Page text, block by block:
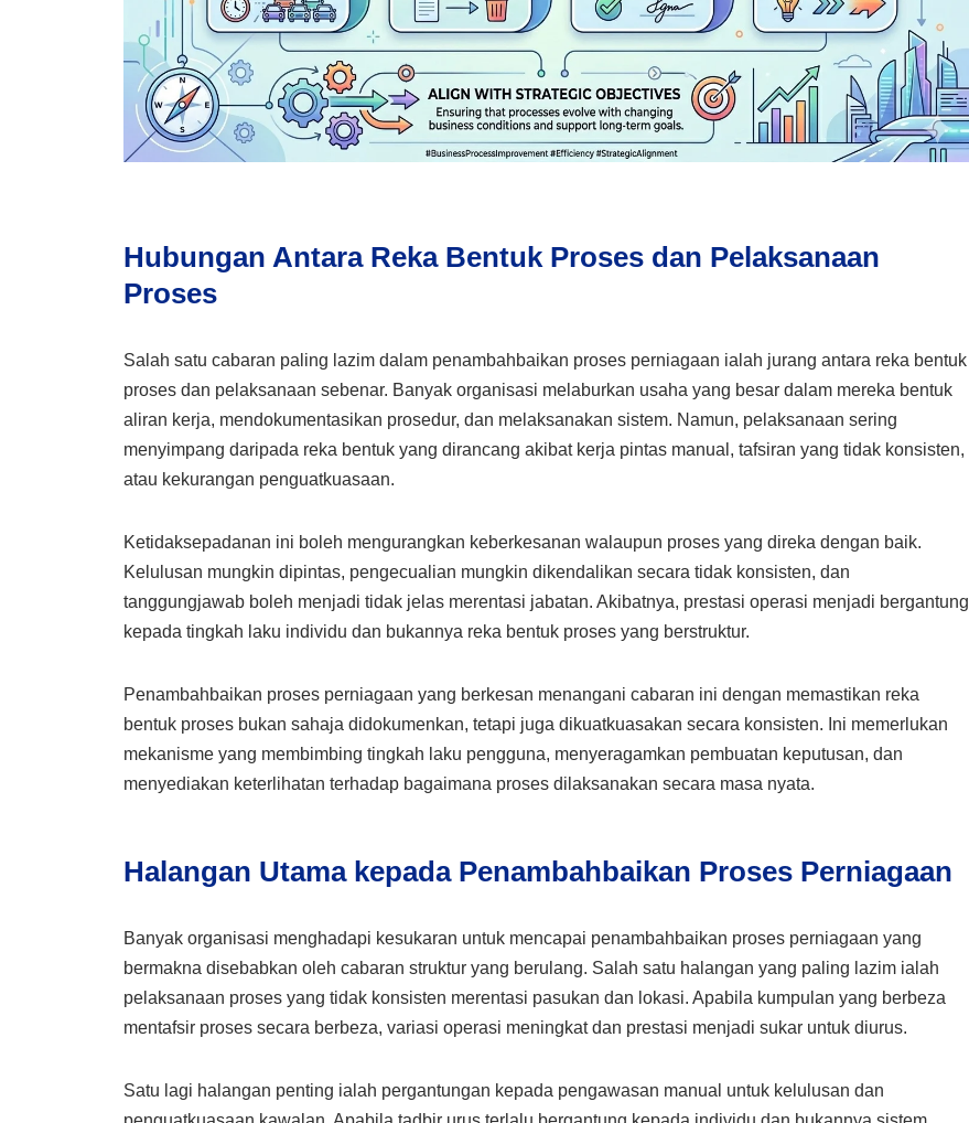
Hubungan Antara Reka Bentuk Proses dan Pelaksanaan
Proses
Salah satu cabaran paling lazim dalam penambahbaikan proses perniagaan ialah jurang antara reka bentuk
proses dan pelaksanaan sebenar. Banyak organisasi melaburkan usaha yang besar dalam mereka bentuk
aliran kerja, mendokumentasikan prosedur, dan melaksanakan sistem. Namun, pelaksanaan sering
menyimpang daripada reka bentuk yang dirancang akibat kerja pintas manual, tafsiran yang tidak konsisten,
atau kekurangan penguatkuasaan.
Ketidaksepadanan ini boleh mengurangkan keberkesanan walaupun proses yang direka dengan baik.
Kelulusan mungkin dipintas, pengecualian mungkin dikendalikan secara tidak konsisten, dan
tanggungjawab boleh menjadi tidak jelas merentasi jabatan. Akibatnya, prestasi operasi menjadi bergantung
kepada tingkah laku individu dan bukannya reka bentuk proses yang berstruktur.
Penambahbaikan proses perniagaan yang berkesan menangani cabaran ini dengan memastikan reka
bentuk proses bukan sahaja didokumenkan, tetapi juga dikuatkuasakan secara konsisten. Ini memerlukan
mekanisme yang membimbing tingkah laku pengguna, menyeragamkan pembuatan keputusan, dan
menyediakan keterlihatan terhadap bagaimana proses dilaksanakan secara masa nyata.
Halangan Utama kepada Penambahbaikan Proses Perniagaan
Banyak organisasi menghadapi kesukaran untuk mencapai penambahbaikan proses perniagaan yang
bermakna disebabkan oleh cabaran struktur yang berulang. Salah satu halangan yang paling lazim ialah
pelaksanaan proses yang tidak konsisten merentasi pasukan dan lokasi. Apabila kumpulan yang berbeza
mentafsir proses secara berbeza, variasi operasi meningkat dan prestasi menjadi sukar untuk diurus.
Satu lagi halangan penting ialah pergantungan kepada pengawasan manual untuk kelulusan dan